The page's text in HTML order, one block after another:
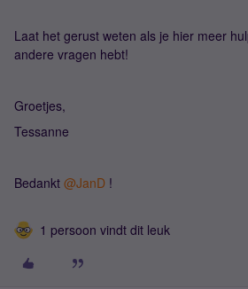
Laat het gerust weten als je hier meer
andere vragen hebt!
Groetjes,
Tessanne
Bedankt ​ @JanD !
1 persoon vindt dit leuk